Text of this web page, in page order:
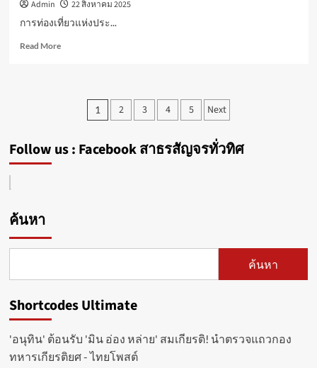
ร้าน
อาหาร–
ค้า
ปลีก
Admin
22 สิงหาคม 2025
การท่องเที่ยวแห่งประ...
Read MoreRead
@Udon
ศิลป์
นี้
Posts
pagination
1 2 3 4 5 Next
Follow us : Facebook สาธรสัญจรทั่วทิศ
ค้นหา
ค้นหา
Shortcodes Ultimate
'อนุทิน' ต้อนรับ 'มิน อ่อง หล่าย' สมเกียรติ! นำตรวจแถวกอง
ทหารเกียรติยศ - ไทยโพสต์